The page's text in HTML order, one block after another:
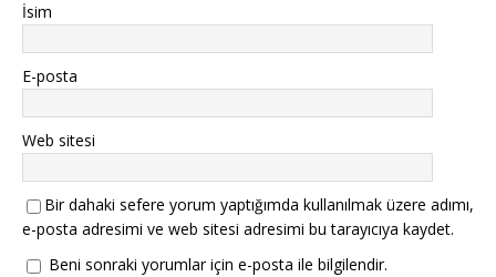
İsim
E-posta
Web sitesi
Bir dahaki sefere yorum yaptığımda kullanılmak üzere adımı,
e-posta adresimi ve web sitesi adresimi bu tarayıcıya kaydet.
Beni sonraki yorumlar için e-posta ile bilgilendir.